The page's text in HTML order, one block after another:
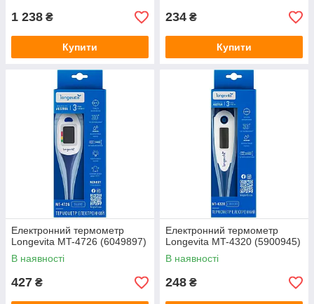
1 238 ₴
Купити
234 ₴
Купити
Електронний термометр
Longevita MT-4726 (6049897)
В наявності
427 ₴
Електронний термометр
Longevita MT-4320 (5900945)
В наявності
248 ₴